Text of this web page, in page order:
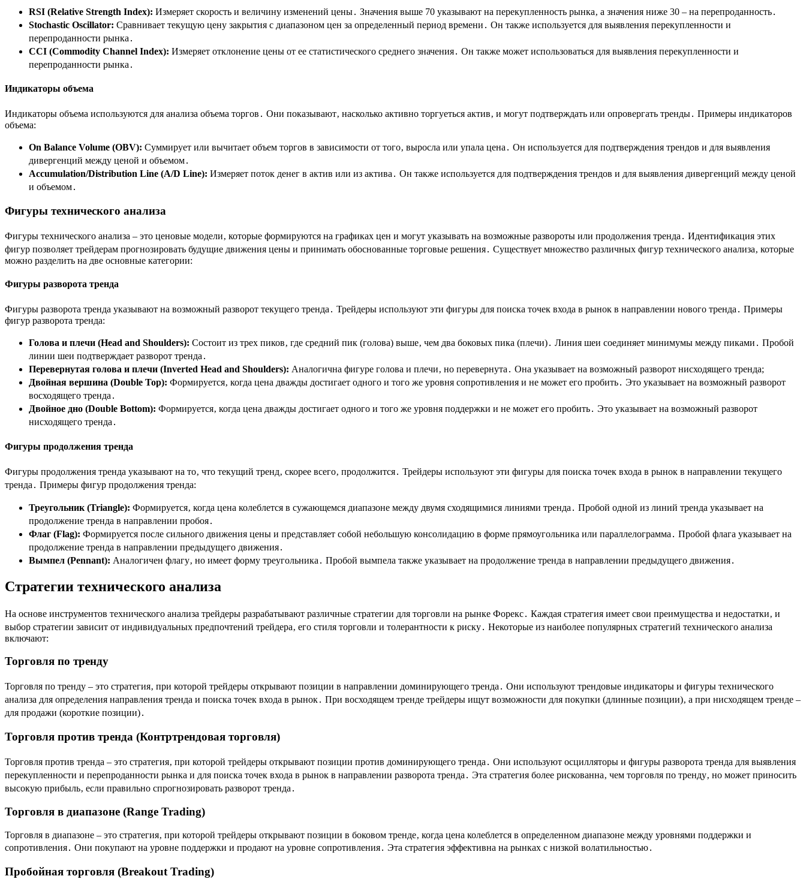
RSI (Relative Strength Index): Измеряет скорость и величину изменений цены․ Значения выше 70 указывают на перекупленность рынка‚ а значения ниже 30 – на перепроданность․
Stochastic Oscillator: Сравнивает текущую цену закрытия с диапазоном цен за определенный период времени․ Он также используется для выявления перекупленности и
перепроданности рынка․
CCI (Commodity Channel Index): Измеряет отклонение цены от ее статистического среднего значения․ Он также может использоваться для выявления перекупленности и
перепроданности рынка․
Индикаторы объема
Индикаторы объема используются для анализа объема торгов․ Они показывают‚ насколько активно торгуеться актив‚ и могут подтверждать или опровергать тренды․ Примеры индикаторов
объема:
On Balance Volume (OBV): Суммирует или вычитает объем торгов в зависимости от того‚ выросла или упала цена․ Он используется для подтверждения трендов и для выявления
дивергенций между ценой и объемом․
Accumulation/Distribution Line (A/D Line): Измеряет поток денег в актив или из актива․ Он также используется для подтверждения трендов и для выявления дивергенций между ценой
и объемом․
Фигуры технического анализа
Фигуры технического анализа – это ценовые модели‚ которые формируются на графиках цен и могут указывать на возможные развороты или продолжения тренда․ Идентификация этих
фигур позволяет трейдерам прогнозировать будущие движения цены и принимать обоснованные торговые решения․ Существует множество различных фигур технического анализа‚ которые
можно разделить на две основные категории:
Фигуры разворота тренда
Фигуры разворота тренда указывают на возможный разворот текущего тренда․ Трейдеры используют эти фигуры для поиска точек входа в рынок в направлении нового тренда․ Примеры
фигур разворота тренда:
Голова и плечи (Head and Shoulders): Состоит из трех пиков‚ где средний пик (голова) выше‚ чем два боковых пика (плечи)․ Линия шеи соединяет минимумы между пиками․ Пробой
линии шеи подтверждает разворот тренда․
Перевернутая голова и плечи (Inverted Head and Shoulders): Аналогична фигуре голова и плечи‚ но перевернута․ Она указывает на возможный разворот нисходящего тренда;
Двойная вершина (Double Top): Формируется‚ когда цена дважды достигает одного и того же уровня сопротивления и не может его пробить․ Это указывает на возможный разворот
восходящего тренда․
Двойное дно (Double Bottom): Формируется‚ когда цена дважды достигает одного и того же уровня поддержки и не может его пробить․ Это указывает на возможный разворот
нисходящего тренда․
Фигуры продолжения тренда
Фигуры продолжения тренда указывают на то‚ что текущий тренд‚ скорее всего‚ продолжится․ Трейдеры используют эти фигуры для поиска точек входа в рынок в направлении текущего
тренда․ Примеры фигур продолжения тренда:
Треугольник (Triangle): Формируется‚ когда цена колеблется в сужающемся диапазоне между двумя сходящимися линиями тренда․ Пробой одной из линий тренда указывает на
продолжение тренда в направлении пробоя․
Флаг (Flag): Формируется после сильного движения цены и представляет собой небольшую консолидацию в форме прямоугольника или параллелограмма․ Пробой флага указывает на
продолжение тренда в направлении предыдущего движения․
Вымпел (Pennant): Аналогичен флагу‚ но имеет форму треугольника․ Пробой вымпела также указывает на продолжение тренда в направлении предыдущего движения․
Стратегии технического анализа
На основе инструментов технического анализа трейдеры разрабатывают различные стратегии для торговли на рынке Форекс․ Каждая стратегия имеет свои преимущества и недостатки‚ и
выбор стратегии зависит от индивидуальных предпочтений трейдера‚ его стиля торговли и толерантности к риску․ Некоторые из наиболее популярных стратегий технического анализа
включают:
Торговля по тренду
Торговля по тренду – это стратегия‚ при которой трейдеры открывают позиции в направлении доминирующего тренда․ Они используют трендовые индикаторы и фигуры технического
анализа для определения направления тренда и поиска точек входа в рынок․ При восходящем тренде трейдеры ищут возможности для покупки (длинные позиции)‚ а при нисходящем тренде –
для продажи (короткие позиции)․
Торговля против тренда (Контртрендовая торговля)
Торговля против тренда – это стратегия‚ при которой трейдеры открывают позиции против доминирующего тренда․ Они используют осцилляторы и фигуры разворота тренда для выявления
перекупленности и перепроданности рынка и для поиска точек входа в рынок в направлении разворота тренда․ Эта стратегия более рискованна‚ чем торговля по тренду‚ но может приносить
высокую прибыль‚ если правильно спрогнозировать разворот тренда․
Торговля в диапазоне (Range Trading)
Торговля в диапазоне – это стратегия‚ при которой трейдеры открывают позиции в боковом тренде‚ когда цена колеблется в определенном диапазоне между уровнями поддержки и
сопротивления․ Они покупают на уровне поддержки и продают на уровне сопротивления․ Эта стратегия эффективна на рынках с низкой волатильностью․
Пробойная торговля (Breakout Trading)